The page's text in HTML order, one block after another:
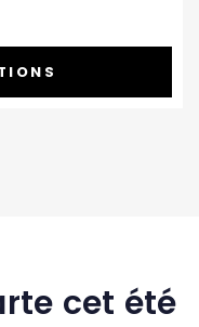
cet été